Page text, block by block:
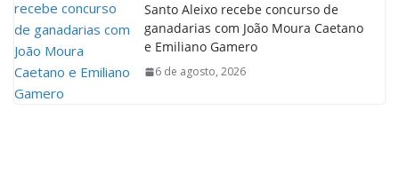
Santo Aleixo recebe concurso de
ganadarias com João Moura Caetano
e Emiliano Gamero
6 de agosto, 2026